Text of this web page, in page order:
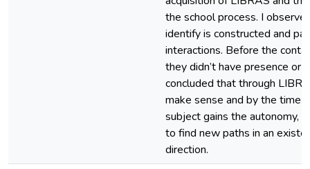
the school process. I
identify is constructed and
interactions. Before the
they didn’t have presence or
concluded that through
make sense and by the time
subject gains the autonomy,
to find new paths in an
direction.